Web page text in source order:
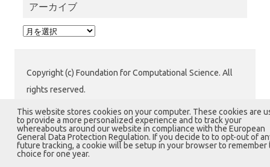
アーカイブ
ア
ブ
Copyright (c) Foundation for Computational Science. All
rights reserved.
公益財団法人 計算科学振興財団 (FOCUS) 運用グループ
〒650-0047 兵庫県神戸市中央区港島南町7-1-28 計算科
学センタービル1階
This website stores cookies on your computer. These cookies are
to provide a more personalized experience and to track your
whereabouts around our website in compliance with the European
General Data Protection Regulation. If you decide to to opt-out of
future tracking, a cookie will be setup in your browser to remember
choice for one year.